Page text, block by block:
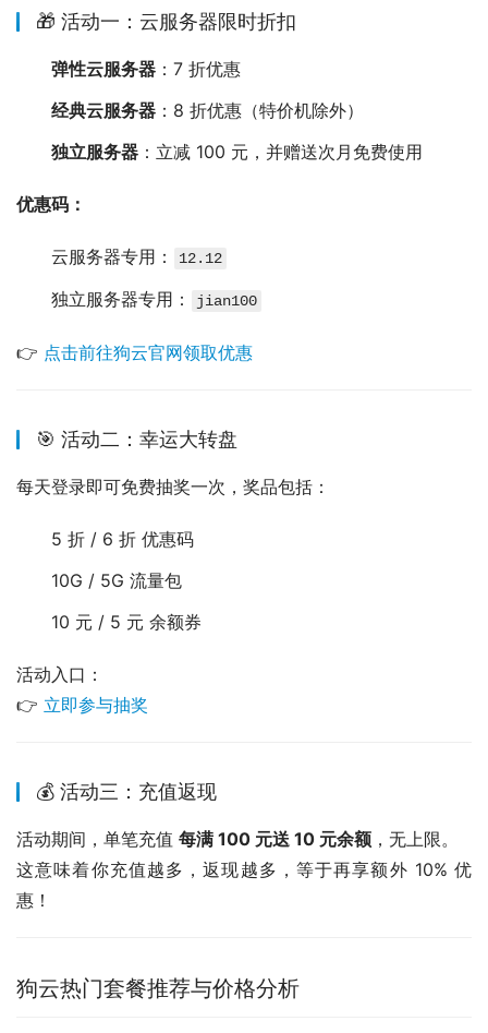
🎁 活动一：云服务器限时折扣
弹性云服务器 ：7 折优惠
经典云服务器 ：8 折优惠（特价机除外）
独立服务器 ：立减 100 元，并赠送次月免费使用
优惠码：
云服务器专用： 12.12
独立服务器专用： jian100
👉 点击前往狗云官网领取优惠
🎯 活动二：幸运大转盘
每天登录即可免费抽奖一次，奖品包括：
5 折 / 6 折 优惠码
10G / 5G 流量包
10 元 / 5 元 余额券
活动入口：
👉 立即参与抽奖
💰 活动三：充值返现
活动期间，单笔充值 每满 100 元送 10 元余额 ，无上限。
这意味着你充值越多，返现越多，等于再享额外 10% 优
惠！
狗云热门套餐推荐与价格分析